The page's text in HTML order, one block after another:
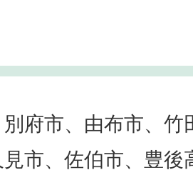
府市、由布市、
市、佐伯市、豊